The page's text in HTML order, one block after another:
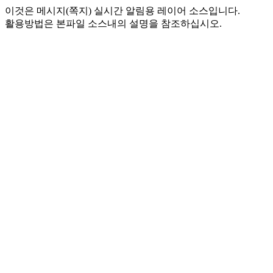
이것은 메시지(쪽지) 실시간 알림용 레이어 소스입니다.
활용방법은 본파일 소스내의 설명을 참조하십시오.